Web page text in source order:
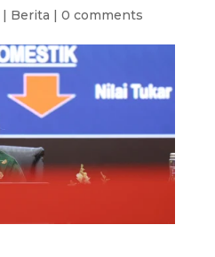
| Berita | 0 comments